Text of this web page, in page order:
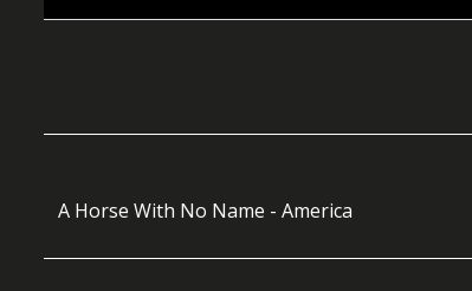
A Horse With No Name - America